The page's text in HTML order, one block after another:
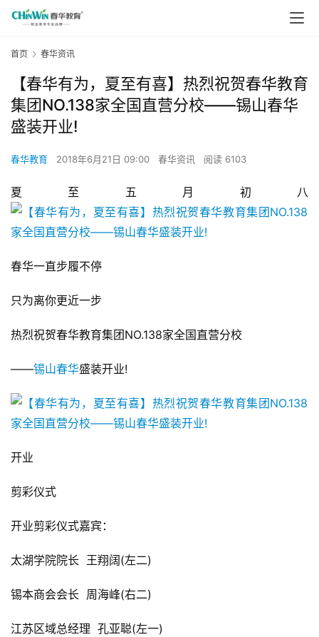
首页 春华资讯
【春华有为，夏至有喜】热烈祝贺春华教育
集团NO.138家全国直营分校——锡山春华
盛装开业!
春华教育 2018年6月21日 09:00 春华资讯 阅读 6103
夏至五月初八
春华一直步履不停
只为离你更近一步
热烈祝贺春华教育集团NO.138家全国直营分校
——锡山春华盛装开业!
开业
剪彩仪式
开业剪彩仪式嘉宾：
太湖学院院长  王翔阔(左二)
锡本商会会长  周海峰(右二)
江苏区域总经理  孔亚聪(左一)